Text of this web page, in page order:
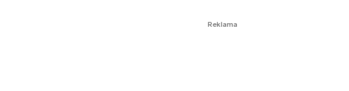
Reklama